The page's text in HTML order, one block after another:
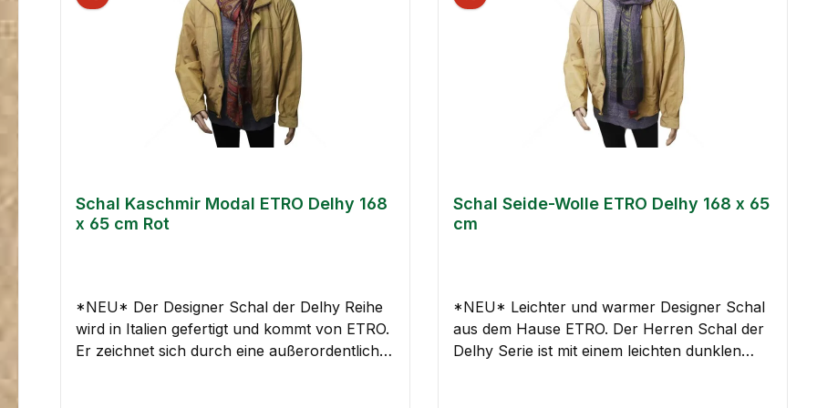
Lieferumfang: 1x Schal ETRO 10660 - 4541 -
11777 - 4026 - 200
Schal Kaschmir Modal ETRO Delhy 168
x 65 cm Rot
*NEU* Der Designer Schal der Delhy Reihe
wird in Italien gefertigt und kommt von ETRO.
Er zeichnet sich durch eine außerordentliche
Schal Seide-Wolle ETRO Delhy 168 x 65
cm
*NEU* Leichter und warmer Designer Schal
aus dem Hause ETRO. Der Herren Schal der
Delhy Serie ist mit einem leichten dunklen